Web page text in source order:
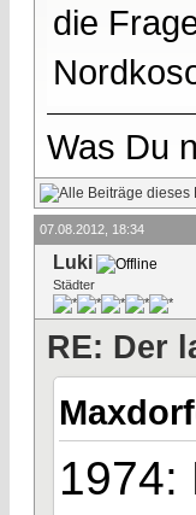
die
Was Du
07.08.2012, 18:34
Luki
Städter
RE: Der
1974: